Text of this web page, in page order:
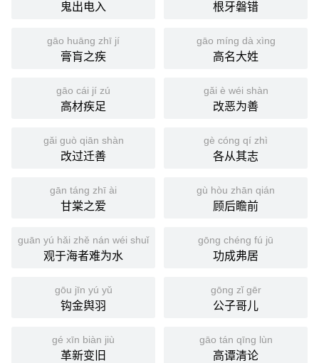
鬼出电入 根牙磐错
gāo huāng zhī jí
膏肓之疾
gāo míng dà xìng
高名大姓
gāo cái jí zú
高材疾足
gǎi è wéi shàn
改恶为善
gǎi guò qiān shàn
改过迁善
gè cóng qí zhì
各从其志
gān táng zhī ài
甘棠之爱
gù hòu zhān qián
顾后瞻前
guān yú hǎi zhě nán wéi shuǐ
观于海者难为水
gōng chéng fú jū
功成弗居
gōu jīn yú yǔ
钩金舆羽
gōng zǐ gēr
公子哥儿
gé xīn biàn jiù
革新变旧
gāo tán qīng lùn
高谭清论